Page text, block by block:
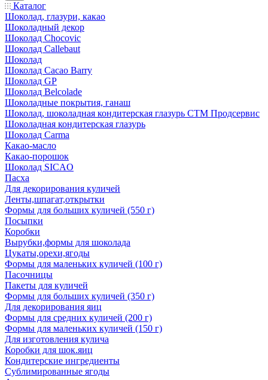
Каталог
Шоколад, глазури, какао
Шоколадный декор
Шоколад Chocovic
Шоколад Callebaut
Шоколад
Шоколад Cacao Barry
Шоколад GP
Шоколад Belcolade
Шоколадные покрытия, ганаш
Шоколад, шоколадная кондитерская глазурь СТМ Продсервис
Шоколадная кондитерская глазурь
Шоколад Carma
Какао-масло
Какао-порошок
Шоколад SICAO
Пасха
Для декорирования куличей
Ленты,шпагат,открытки
Формы для больших куличей (550 г)
Посыпки
Коробки
Вырубки,формы для шоколада
Цукаты,орехи,ягоды
Формы для маленьких куличей (100 г)
Пасочницы
Пакеты для куличей
Формы для больших куличей (350 г)
Для декорирования яиц
Формы для средних куличей (200 г)
Формы для маленьких куличей (150 г)
Для изготовления кулича
Коробки для шок.яиц
Кондитерские ингредиенты
Сублимированные ягоды